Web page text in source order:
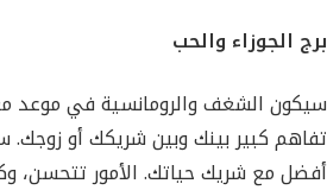
برج الجوزاء والحب
سيكون الشغف والرومانسية في موعد
تفاهم كبير بينك وبين شريكك أو
أفضل مع شريك حياتك. الأمور